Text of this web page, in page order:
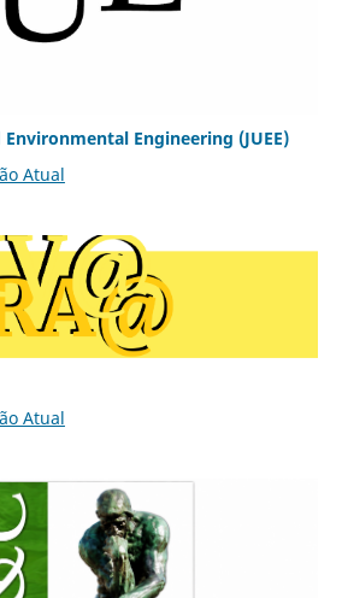
Engineering (JUEE)
Atual
Atual